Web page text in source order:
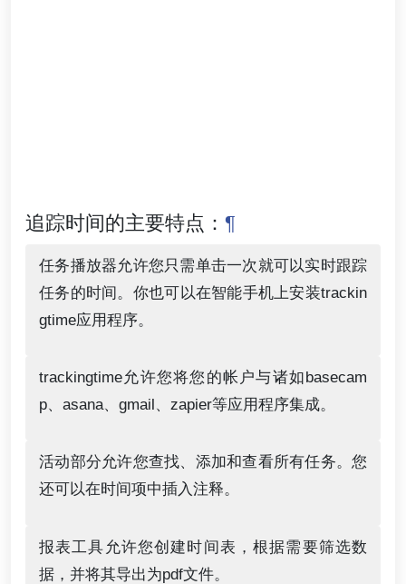
追踪时间的主要特点： ¶
任务播放器允许您只需单击一次就可以实时跟踪
任务的时间。你也可以在智能手机上安装trackin
gtime应用程序。
trackingtime允许您将您的帐户与诸如basecam
p、asana、gmail、zapier等应用程序集成。
活动部分允许您查找、添加和查看所有任务。您
还可以在时间项中插入注释。
报表工具允许您创建时间表，根据需要筛选数
据，并将其导出为pdf文件。